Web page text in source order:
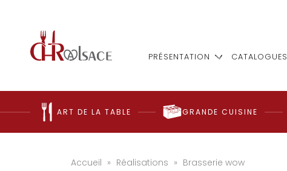
PRÉSENTATION CATALOGUES
ART DE LA TABLE GRANDE CUISINE
Accueil » Réalisations » Brasserie wow